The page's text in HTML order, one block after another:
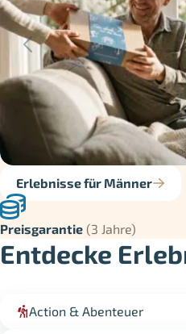
Erlebnisse für Männer
Preisgarantie (3 Jahre)
Entdecke
Action & Abenteuer